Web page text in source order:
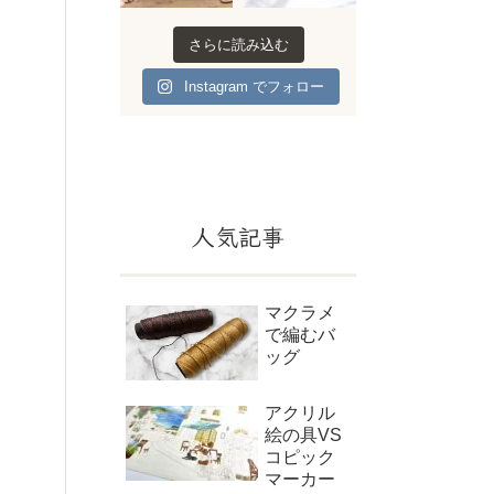
さらに読み込む
Instagram でフォロー
人気記事
マクラメ
で編むバ
ッグ
アクリル
絵の具VS
コピック
マーカー